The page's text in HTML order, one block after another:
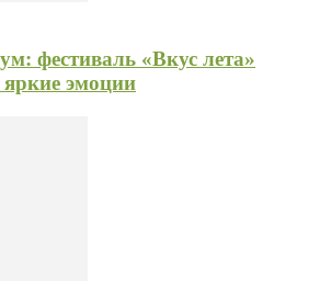
фестиваль «Вкус лета»
эмоции